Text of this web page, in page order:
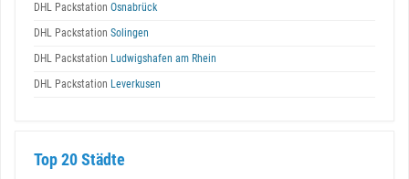
DHL Packstation Osnabrück
DHL Packstation Solingen
DHL Packstation Ludwigshafen am Rhein
DHL Packstation Leverkusen
Top 20 Städte